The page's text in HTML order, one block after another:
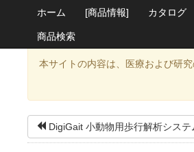
ホーム [商品情報] カタログ
商品検索
本サイトの内容は、医療および研
DigiGait 小動物用歩行解析システ